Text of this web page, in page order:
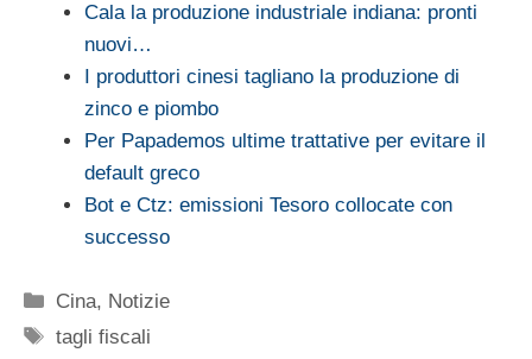
Cala la produzione industriale indiana: pronti
nuovi…
I produttori cinesi tagliano la produzione di
zinco e piombo
Per Papademos ultime trattative per evitare il
default greco
Bot e Ctz: emissioni Tesoro collocate con
successo
Categorie
Cina, Notizie
Tag
tagli fiscali